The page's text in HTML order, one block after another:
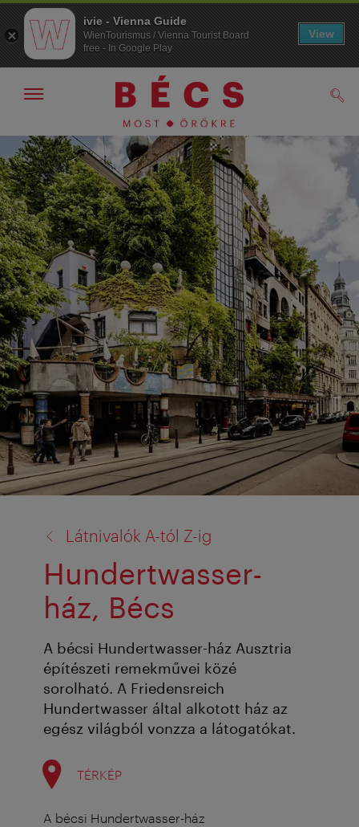
A
navigációhoz
A
tartalomhoz
Navigáció
elrejtése
Látnivalók A-tól Z-ig
Hundertwasser-
ház, Bécs
A bécsi Hundertwasser-ház Ausztria
építészeti remekművei közé
sorolható. A Friedensreich
Hundertwasser által alkotott ház az
egész világból vonzza a látogatókat.
TÉRKÉP
A bécsi Hundertwasser-ház
ivie - Vienna Guide
WienTourismus / Vienna Tourist Board
free - In Google Play
View